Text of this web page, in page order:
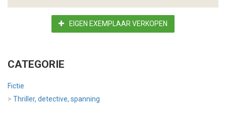
EIGEN EXEMPLAAR VERKOPEN
CATEGORIE
Fictie
> Thriller, detective, spanning